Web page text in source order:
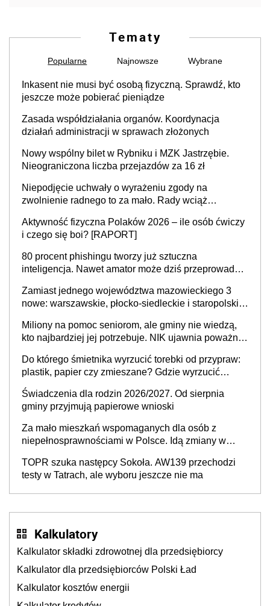
Tematy
Popularne Najnowsze Wybrane
Inkasent nie musi być osobą fizyczną. Sprawdź, kto
jeszcze może pobierać pieniądze
Zasada współdziałania organów. Koordynacja
działań administracji w sprawach złożonych
Nowy wspólny bilet w Rybniku i MZK Jastrzębie.
Nieograniczona liczba przejazdów za 16 zł
Niepodjęcie uchwały o wyrażeniu zgody na
zwolnienie radnego to za mało. Rady wciąż
sprawy
Aktywność fizyczna Polaków 2026 – ile osób ćwiczy
i czego się boi? [RAPORT]
80 procent phishingu tworzy już sztuczna
inteligencja. Nawet amator może dziś przeprowadzić
Zamiast jednego województwa mazowieckiego 3
nowe: warszawskie, płocko-siedleckie i staropolskie.
stołecznych
Miliony na pomoc seniorom, ale gminy nie wiedzą,
kto najbardziej jej potrzebuje. NIK ujawnia poważną
Do którego śmietnika wyrzucić torebki od przypraw:
plastik, papier czy zmieszane? Gdzie wyrzucić
Świadczenia dla rodzin 2026/2027. Od sierpnia
gminy przyjmują papierowe wnioski
Za mało mieszkań wspomaganych dla osób z
niepełnosprawnościami w Polsce. Idą zmiany w
TOPR szuka następcy Sokoła. AW139 przechodzi
testy w Tatrach, ale wyboru jeszcze nie ma
Kalkulatory
Kalkulator składki zdrowotnej dla przedsiębiorcy
Kalkulator dla przedsiębiorców Polski Ład
Kalkulator kosztów energii